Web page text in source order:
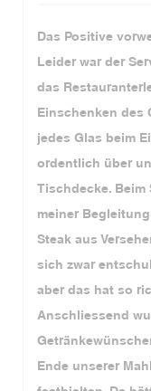
Das Positive
Leider war der
das
Einschenken des
jedes Glas beim
ordentlich über
Tischdecke. Beim
meiner
Steak aus
sich zwar
aber das hat so
Anschliessend
Ende unserer